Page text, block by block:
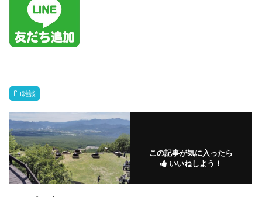
雑談
この記事が気に入ったら
いいねしよう！